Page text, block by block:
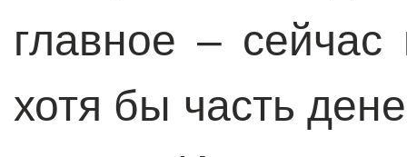
главное –
хотя бы часть